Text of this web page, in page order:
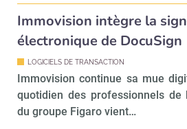
Immovision intègre la
électronique de DocuSign
LOGICIELS DE TRANSACTION
Immovision continue sa mue
quotidien des professionnels de
du groupe Figaro vient…